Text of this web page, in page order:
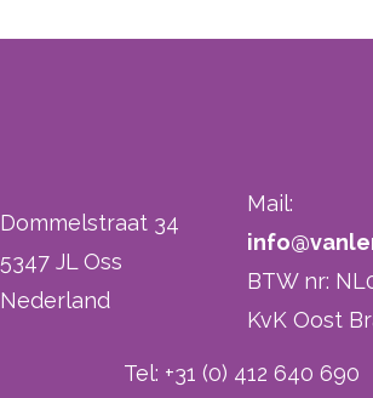
Dommelstraat 34
5347 JL Oss
Nederland
Mail:
BTW nr:
KvK Oost
Tel: +31 (0) 412 640 690